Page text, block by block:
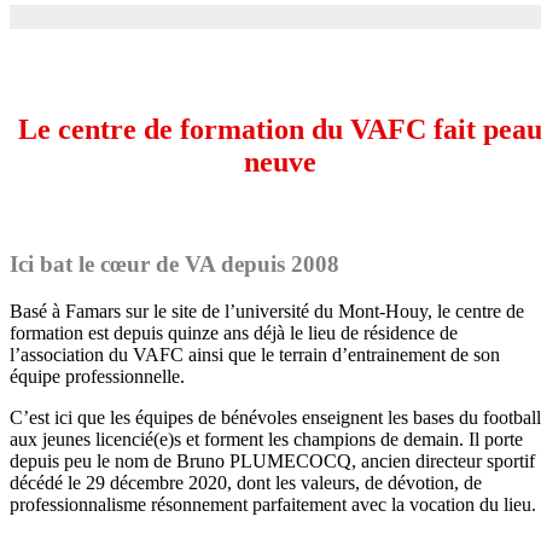
Le centre de formation du VAFC fait peau
neuve
Ici bat le cœur de VA depuis 2008
Basé à Famars sur le site de l’université du Mont-Houy, le centre de
formation est depuis quinze ans déjà le lieu de résidence de
l’association du VAFC ainsi que le terrain d’entrainement de son
équipe professionnelle.
C’est ici que les équipes de bénévoles enseignent les bases du football
aux jeunes licencié(e)s et forment les champions de demain. Il porte
depuis peu le nom de Bruno PLUMECOCQ, ancien directeur sportif
décédé le 29 décembre 2020, dont les valeurs, de dévotion, de
professionnalisme résonnement parfaitement avec la vocation du lieu.